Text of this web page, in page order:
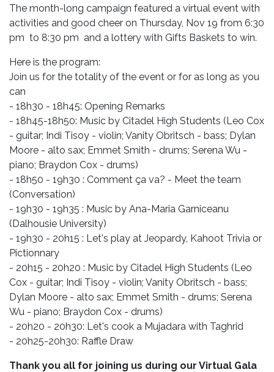
The month-long campaign featured a virtual event with
activities and good cheer on Thursday, Nov 19 from 6:30
pm to 8:30 pm and a lottery with Gifts Baskets to win.
Here is the program:
Join us for the totality of the event or for as long as you
can
- 18h30 - 18h45: Opening Remarks
- 18h45-18h50: Music by Citadel High Students (Leo Cox
- guitar; Indi Tisoy - violin; Vanity Obritsch - bass; Dylan
Moore - alto sax; Emmet Smith - drums; Serena Wu -
piano; Braydon Cox - drums)
- 18h50 - 19h30 : Comment ça va? - Meet the team
(Conversation)
- 19h30 - 19h35 : Music by Ana-Maria Garniceanu
(Dalhousie University)
- 19h30 - 20h15 : Let's play at Jeopardy, Kahoot Trivia or
Pictionnary
- 20h15 - 20h20 : Music by Citadel High Students (Leo
Cox - guitar; Indi Tisoy - violin; Vanity Obritsch - bass;
Dylan Moore - alto sax; Emmet Smith - drums; Serena
Wu - piano; Braydon Cox - drums)
- 20h20 - 20h30: Let's cook a Mujadara with Taghrid
- 20h25-20h30: Raffle Draw
Thank you all for joining us during our Virtual Gala